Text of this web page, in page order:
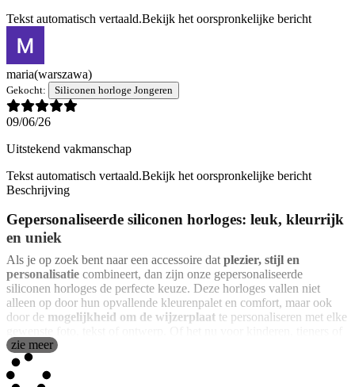
Tekst automatisch vertaald.Bekijk het oorspronkelijke bericht
maria(warszawa)
Gekocht: Siliconen horloge Jongeren
09/06/26
Uitstekend vakmanschap
Tekst automatisch vertaald.Bekijk het oorspronkelijke bericht
Beschrijving
Gepersonaliseerde siliconen horloges: leuk, kleurrijk
en uniek
Als je op zoek bent naar een accessoire datplezier, stijl en
personalisatie combineert, dan zijn onze gepersonaliseerde
siliconen horloges de perfecte keuze. Deze horloges vallen niet
alleen op door hun opvallende kleurenpalet en comfort, maar ook
door de mogelijkheid om de wijzerplaat te personaliseren met elke
volwassenen is die de voorkeur geven aan een meer ontspannen en
casual stijl, onze horloges bieden een frisse en unieke optie voor
iedereen.
zie meer